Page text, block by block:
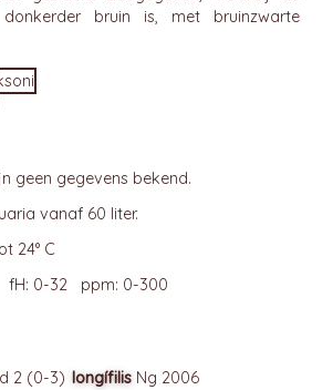
bruin is, met bruinzwarte
geen gegevens bekend.
vanaf 60 liter.
24° C
fH: 0-32 ppm: 0-300
longífilis Ng 2006